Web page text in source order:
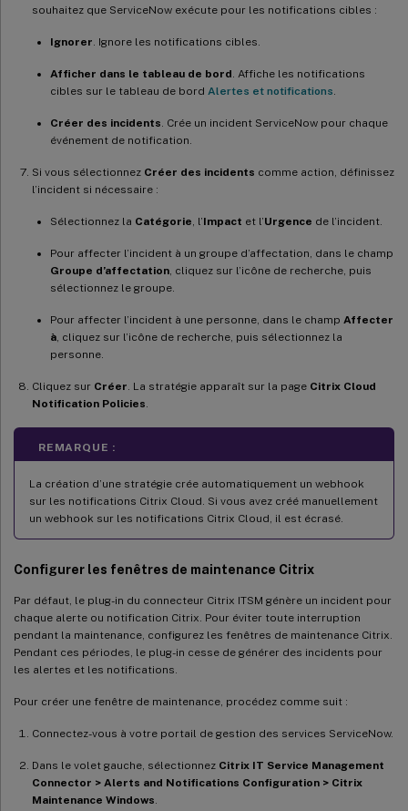
souhaitez que ServiceNow exécute pour les notifications cibles :
Ignorer. Ignore les notifications cibles.
Afficher dans le tableau de bord. Affiche les notifications
cibles sur le tableau de bord Alertes et notifications.
Créer des incidents. Crée un incident ServiceNow pour chaque
événement de notification.
Si vous sélectionnez Créer des incidents comme action, définissez
l’incident si nécessaire :
Sélectionnez la Catégorie, l’Impact et l’Urgence de l’incident.
Pour affecter l’incident à un groupe d’affectation, dans le champ
Groupe d’affectation, cliquez sur l’icône de recherche, puis
sélectionnez le groupe.
Pour affecter l’incident à une personne, dans le champ Affecter
à, cliquez sur l’icône de recherche, puis sélectionnez la
personne.
Cliquez sur Créer. La stratégie apparaît sur la page Citrix Cloud
Notification Policies.
REMARQUE :
La création d’une stratégie crée automatiquement un webhook
sur les notifications Citrix Cloud. Si vous avez créé manuellement
un webhook sur les notifications Citrix Cloud, il est écrasé.
Configurer les fenêtres de maintenance Citrix
Par défaut, le plug-in du connecteur Citrix ITSM génère un incident pour
chaque alerte ou notification Citrix. Pour éviter toute interruption
pendant la maintenance, configurez les fenêtres de maintenance Citrix.
Pendant ces périodes, le plug-in cesse de générer des incidents pour
les alertes et les notifications.
Pour créer une fenêtre de maintenance, procédez comme suit :
Connectez-vous à votre portail de gestion des services ServiceNow.
Dans le volet gauche, sélectionnez Citrix IT Service Management
Connector > Alerts and Notifications Configuration > Citrix
Maintenance Windows.